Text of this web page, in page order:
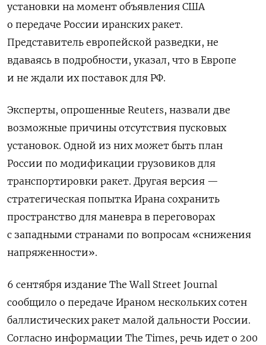
установки на момент объявления США
о передаче России иранских ракет.
Представитель европейской разведки, не
вдаваясь в подробности, указал, что в Европе
и не ждали их поставок для РФ.
Эксперты, опрошенные Reuters, назвали две
возможные причины отсутствия пусковых
установок. Одной из них может быть план
России по модификации грузовиков для
транспортировки ракет. Другая версия —
стратегическая попытка Ирана сохранить
пространство для маневра в переговорах
с западными странами по вопросам «снижения
напряженности».
6 сентября издание The Wall Street Journal
сообщило о передаче Ираном нескольких сотен
баллистических ракет малой дальности России.
Согласно информации The Times, речь идет о 200